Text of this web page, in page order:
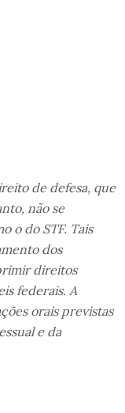
de defesa, que
não se
o do STF. Tais
dos
direitos
federais. A
orais previstas
e da